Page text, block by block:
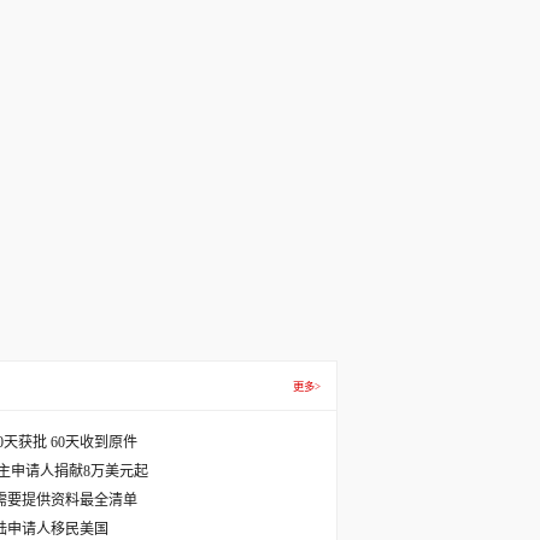
更多>
获批 60天收到原件
申请人捐献8万美元起
要提供资料最全清单
申请人移民美国